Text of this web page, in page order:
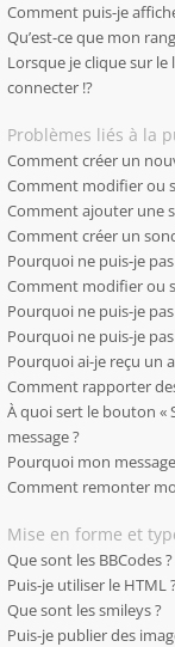
Comment puis-je
Qu’est-ce que mon
Lorsque je clique sur le
connecter !?
Problèmes liés à la
Comment créer un
Comment modifier ou
Comment ajouter une
Comment créer un
Pourquoi ne puis-je
Comment modifier ou
Pourquoi ne puis-je
Pourquoi ne puis-je
Pourquoi ai-je reçu un
Comment rapporter
À quoi sert le bouton «
message ?
Pourquoi mon
Comment remonter
Mise en forme et
Que sont les BBCodes ?
Puis-je utiliser le HTML ?
Que sont les smileys ?
Puis-je publier des